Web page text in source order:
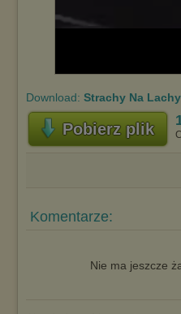
Download: Strachy Na
Pobierz plik
Komentarze:
Nie ma jeszcze